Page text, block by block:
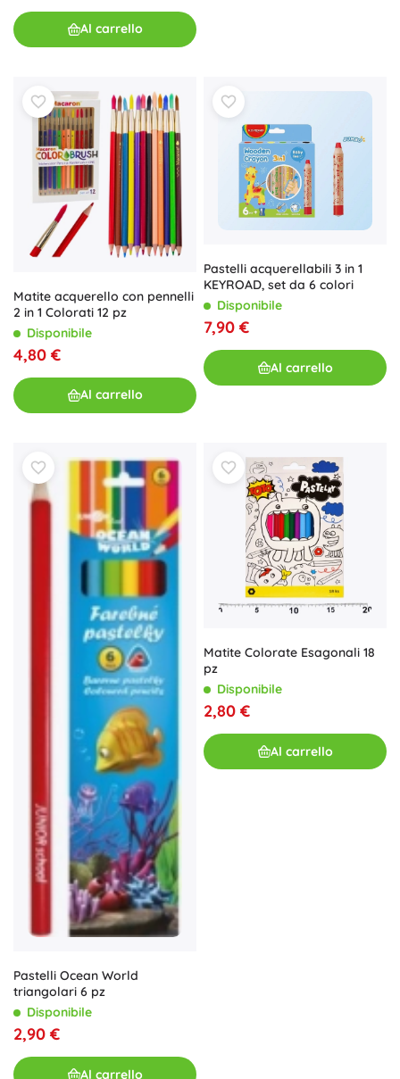
Al carrello
Matite acquerello con pennelli
2 in 1 Colorati 12 pz
Disponibile
4,80 €
Al carrello
Pastelli acquerellabili 3 in 1
KEYROAD, set da 6 colori
Disponibile
7,90 €
Al carrello
Pastelli Ocean World
triangolari 6 pz
Disponibile
2,90 €
Al carrello
Matite Colorate Esagonali 18
pz
Disponibile
2,80 €
Al carrello